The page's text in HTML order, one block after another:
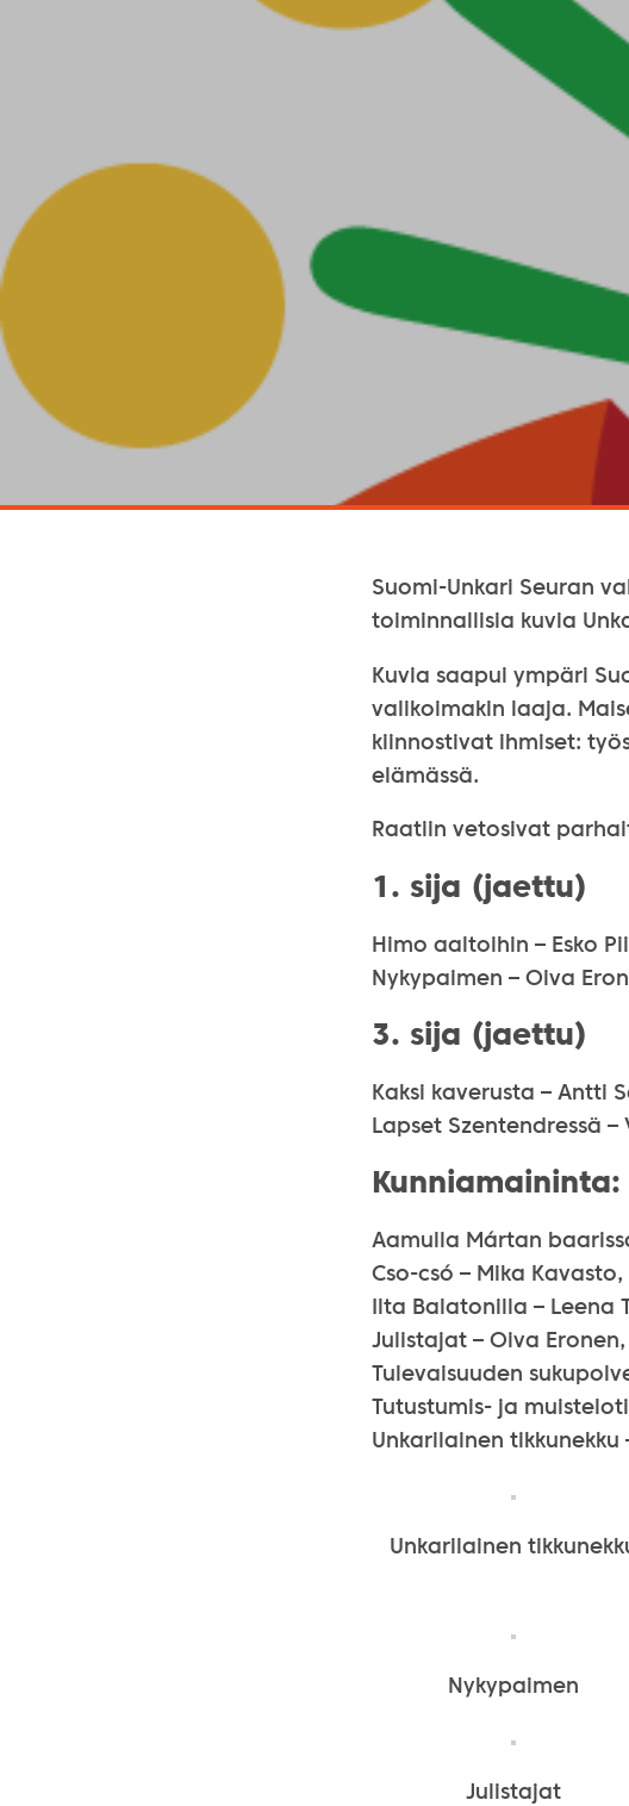
Suomi-Unkari Seuran
toiminnallisia kuvia
Kuvia saapui ympäri
valikoimakin laaja.
kiinnostivat ihmiset:
elämässä.
Raatiin vetosivat
1. sija (jaettu)
Himo aaltoihin – Esko
Nykypaimen – Oiva
3. sija (jaettu)
Kaksi kaverusta – Antti
Lapset Szentendressä –
Kunniamaininta:
Aamulla Mártan
Cso-csó – Mika Kavasto,
Ilta Balatonilla – Leena
Julistajat – Oiva Eronen,
Tulevaisuuden
Tutustumis- ja
Unkarilainen tikkunekku
Unkarilainen
Nykypaimen
Julistajat